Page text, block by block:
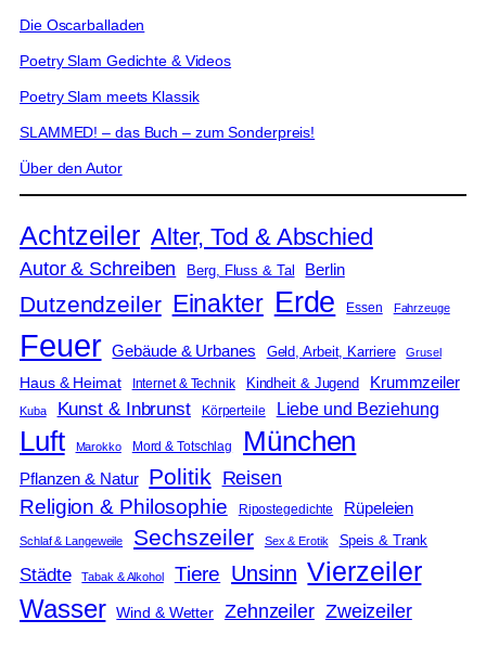
Die Oscarballaden
Poetry Slam Gedichte & Videos
Poetry Slam meets Klassik
SLAMMED! – das Buch – zum Sonderpreis!
Über den Autor
Achtzeiler Alter, Tod & Abschied
Autor & Schreiben Berg, Fluss & Tal Berlin
Dutzendzeiler Einakter Erde Essen Fahrzeuge
Feuer Gebäude & Urbanes Geld, Arbeit, Karriere Grusel
Haus & Heimat Internet & Technik Kindheit & Jugend Krummzeiler
Kuba Kunst & Inbrunst Körperteile Liebe und Beziehung
Luft Marokko Mord & Totschlag München
Pflanzen & Natur Politik Reisen
Religion & Philosophie Ripostegedichte Rüpeleien
Schlaf & Langeweile Sechszeiler Sex & Erotik Speis & Trank
Städte Tabak & Alkohol Tiere Unsinn Vierzeiler
Wasser Wind & Wetter Zehnzeiler Zweizeiler